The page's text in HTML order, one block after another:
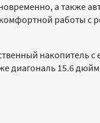
а также
работы с
накопитель с
диагональ 15.6